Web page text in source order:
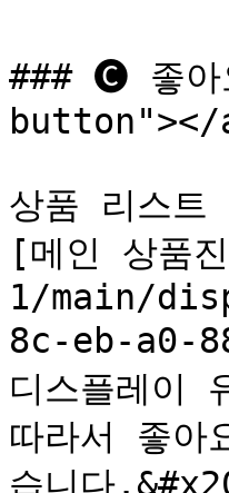
### 🅒 좋
button"></
상품 리스트
[메인 상
1/main/
8c-eb-a0-
디스플레이
따라서 좋아
습니다